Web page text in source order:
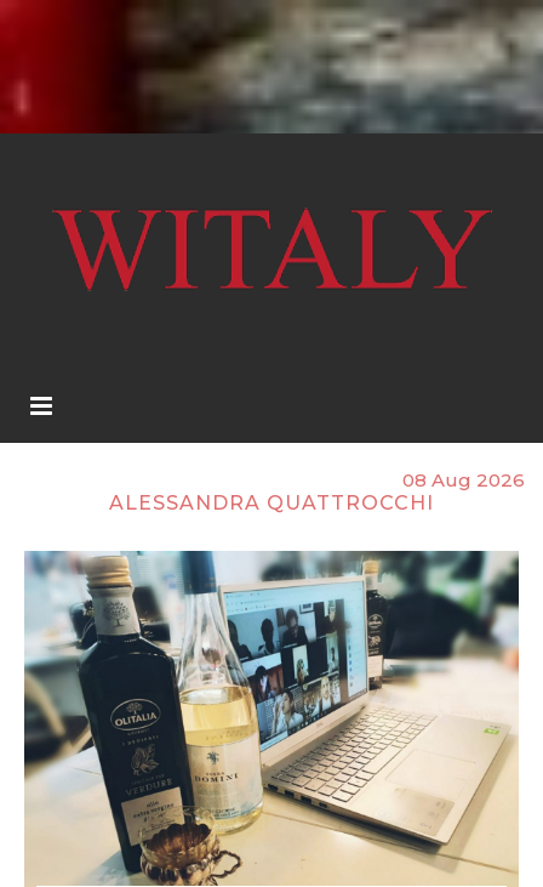
08 Aug 2026
ALESSANDRA QUATTROCCHI